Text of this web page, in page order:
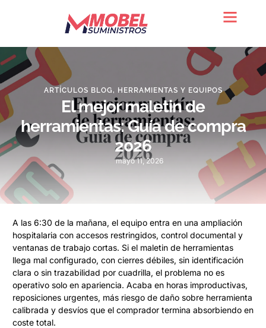
ARTÍCULOS BLOG, HERRAMIENTAS Y EQUIPOS
El mejor maletin de
herramientas: Guía de compra
2026
mayo 11, 2026
A las 6:30 de la mañana, el equipo entra en una ampliación
hospitalaria con accesos restringidos, control documental y
ventanas de trabajo cortas. Si el maletin de herramientas
llega mal configurado, con cierres débiles, sin identificación
clara o sin trazabilidad por cuadrilla, el problema no es
operativo solo en apariencia. Acaba en horas improductivas,
reposiciones urgentes, más riesgo de daño sobre herramienta
calibrada y desvíos que el comprador termina absorbiendo en
coste total.